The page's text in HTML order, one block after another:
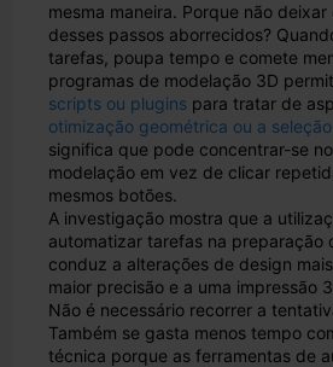
mesma maneira. Porque não
desses passos aborrecidos?
tarefas, poupa tempo e comete
programas de modelação 3D
scripts ou plugins para tratar de
otimização geométrica ou a
significa que pode concentrar-se
modelação em vez de clicar
mesmos botões.
A investigação mostra que a
automatizar tarefas na preparação
conduz a alterações de design
maior precisão e a uma impressão
Não é necessário recorrer a
Também se gasta menos tempo
técnica porque as ferramentas de